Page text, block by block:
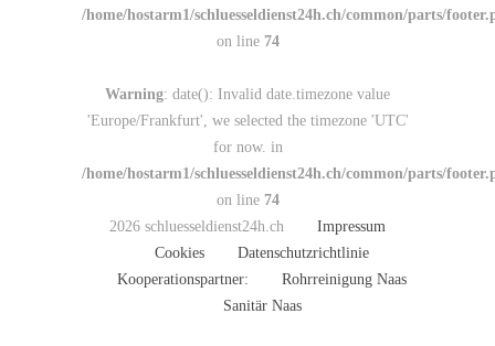
/home/hostarm1/schluesseldienst24h.ch/common/parts/
on line 74
Warning: date(): Invalid date.timezone value
'Europe/Frankfurt', we selected the timezone 'UTC'
for now. in
/home/hostarm1/schluesseldienst24h.ch/common/parts/
on line 74
2026 schluesseldienst24h.ch
Impressum
Cookies
Datenschutzrichtlinie
Kooperationspartner:
Rohrreinigung Naas
Sanitär Naas